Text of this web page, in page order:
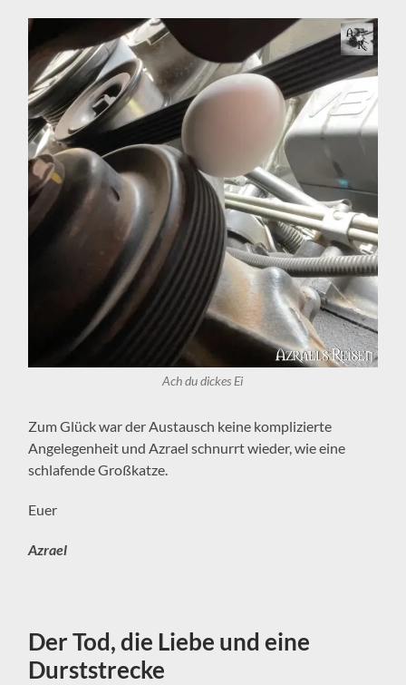
Ach du dickes Ei
Zum Glück war der Austausch keine komplizierte
Angelegenheit und Azrael schnurrt wieder, wie eine
schlafende Großkatze.
Euer
Azrael
Der Tod, die Liebe und eine
Durststrecke